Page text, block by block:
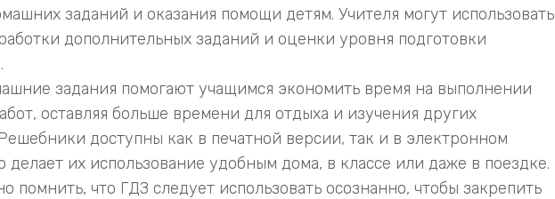
заданий и оказания помощи детям. Учителя могут использовать
дополнительных заданий и оценки уровня подготовки
задания помогают учащимся экономить время на выполнении
оставляя больше времени для отдыха и изучения других
доступны как в печатной версии, так и в электронном
делает их использование удобным дома, в классе или даже в поездке.
помнить, что ГДЗ следует использовать осознанно, чтобы закрепить